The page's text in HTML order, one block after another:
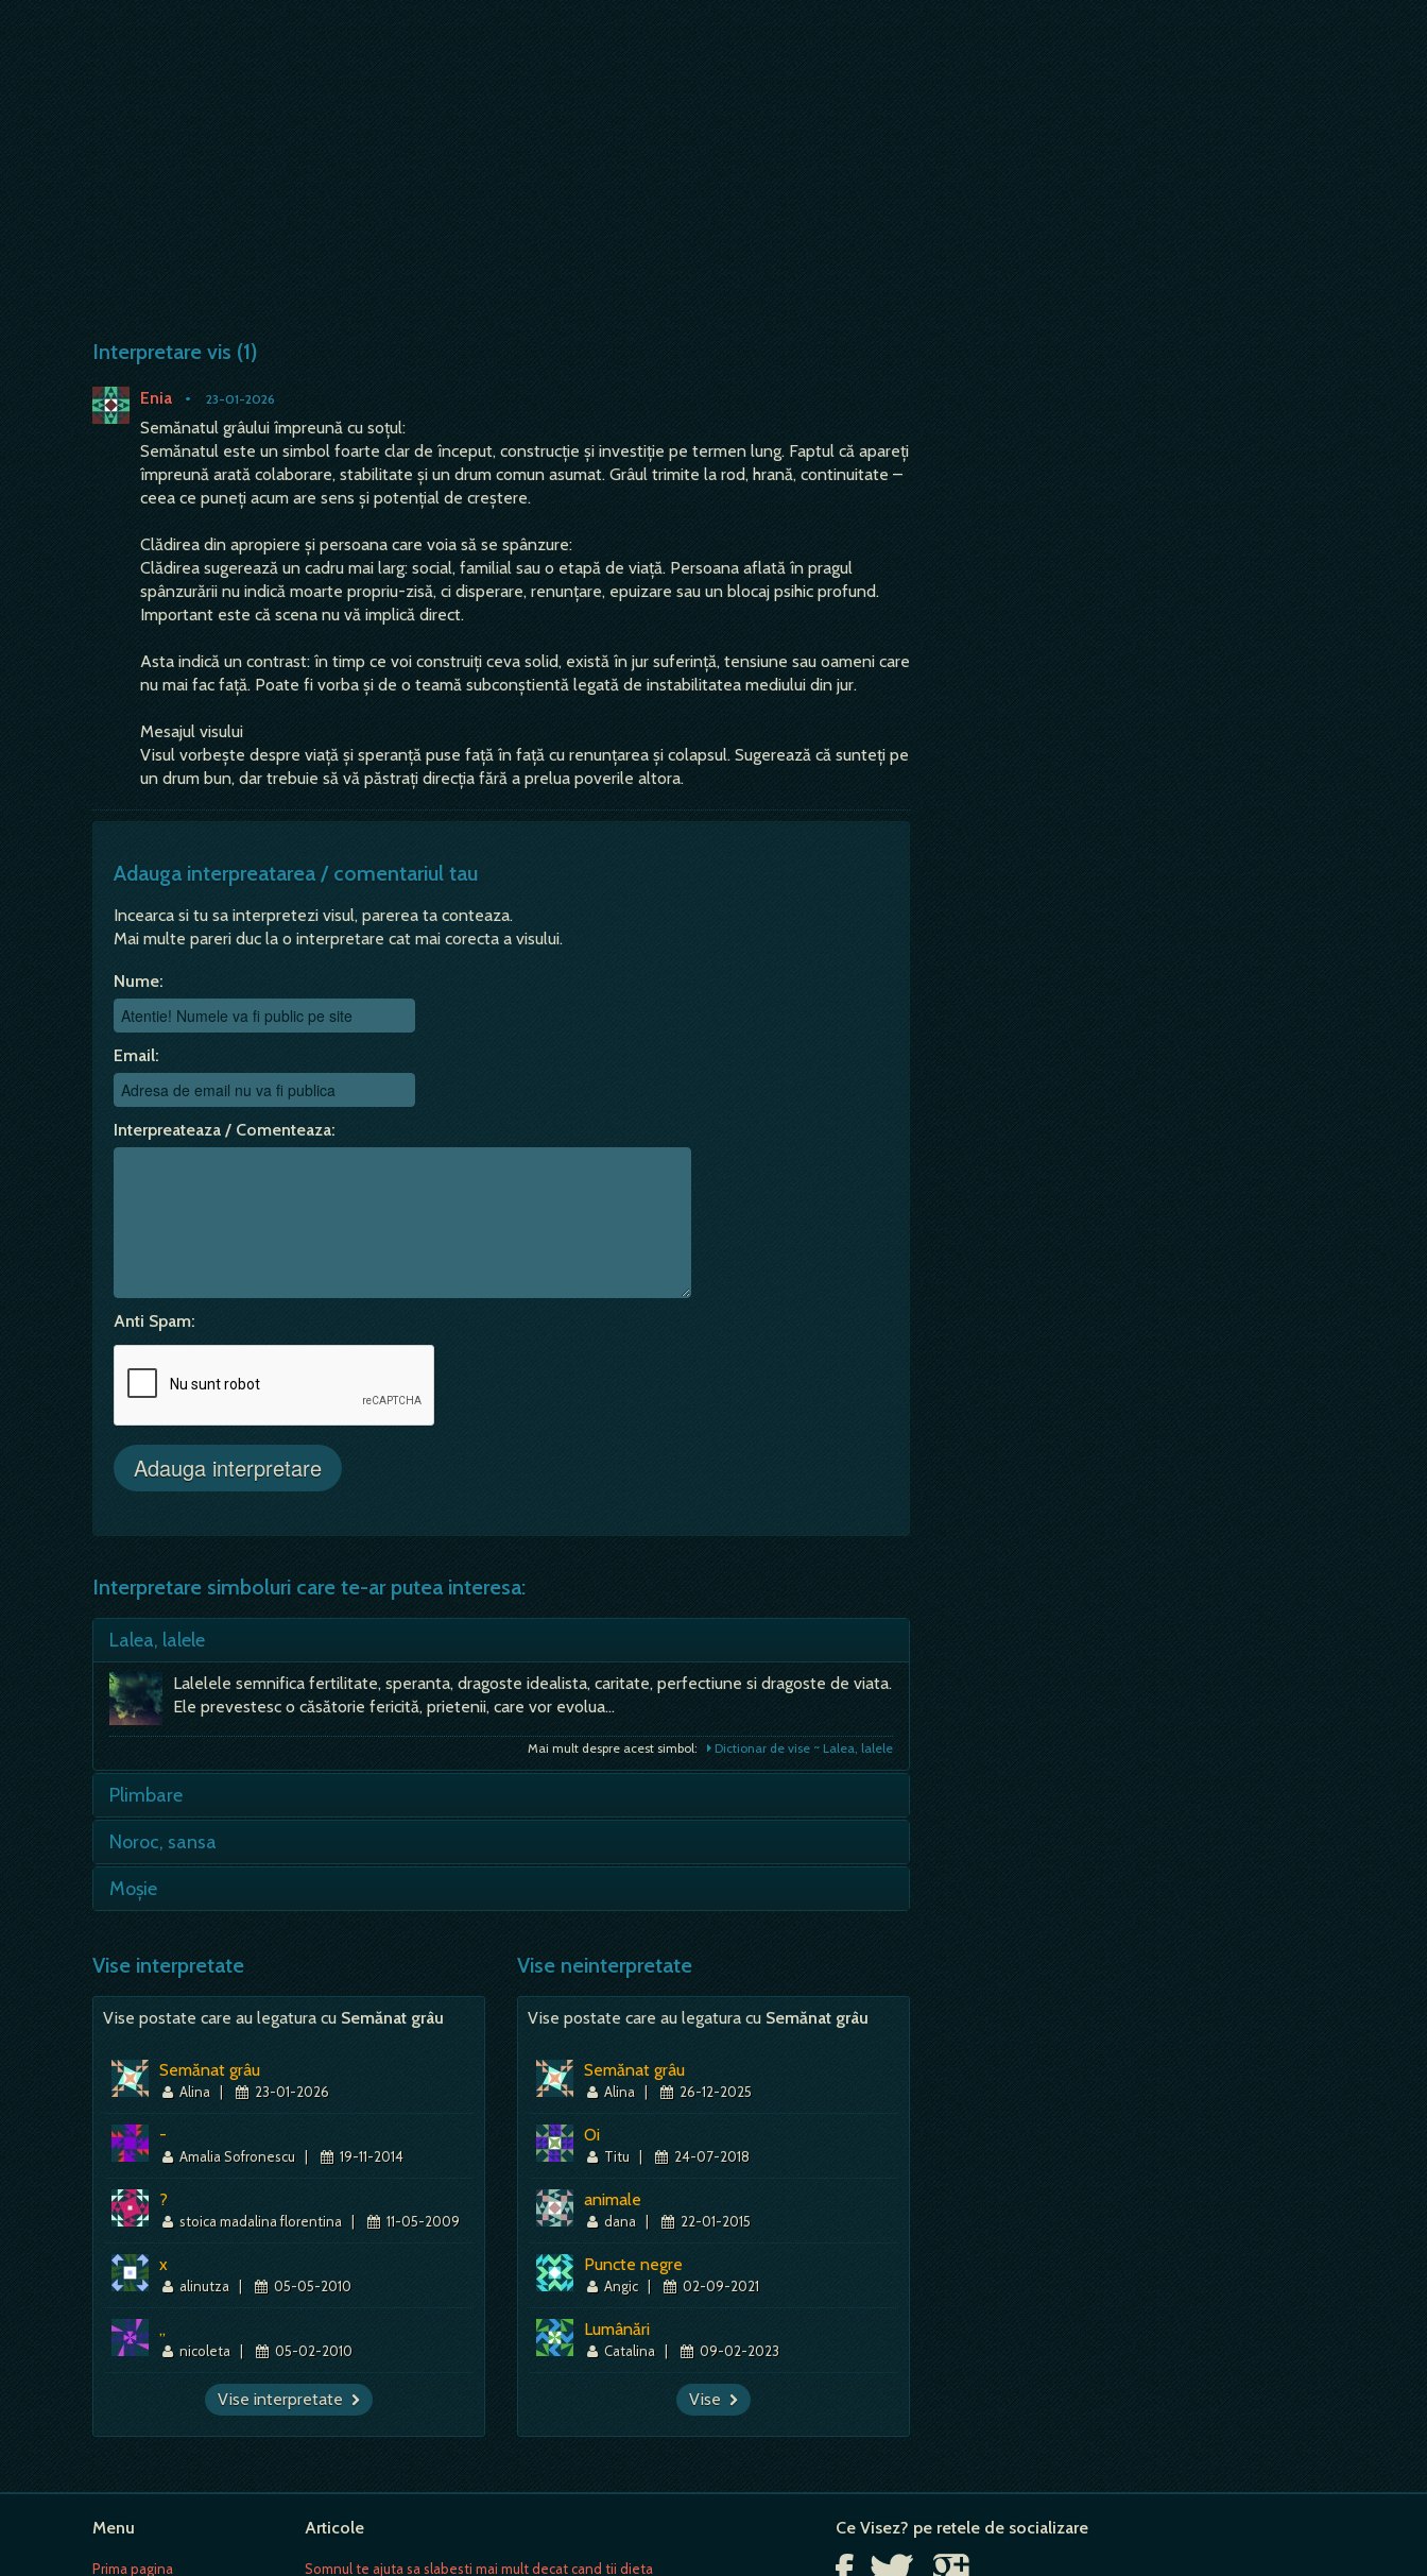
Interpretare vis (1)
Enia • 23-01-2026
Semănatul grâului împreună cu soțul:
Semănatul este un simbol foarte clar de început, construcție și investiție pe termen lung. Faptul că apareți
împreună arată colaborare, stabilitate și un drum comun asumat. Grâul trimite la rod, hrană, continuitate –
ceea ce puneți acum are sens și potențial de creștere.
Clădirea din apropiere și persoana care voia să se spânzure:
Clădirea sugerează un cadru mai larg: social, familial sau o etapă de viață. Persoana aflată în pragul
spânzurării nu indică moarte propriu-zisă, ci disperare, renunțare, epuizare sau un blocaj psihic profund.
Important este că scena nu vă implică direct.
Asta indică un contrast: în timp ce voi construiți ceva solid, există în jur suferință, tensiune sau oameni care
nu mai fac față. Poate fi vorba și de o teamă subconștientă legată de instabilitatea mediului din jur.
Mesajul visului
Visul vorbește despre viață și speranță puse față în față cu renunțarea și colapsul. Sugerează că sunteți pe
un drum bun, dar trebuie să vă păstrați direcția fără a prelua poverile altora.
Adauga interpreatarea / comentariul tau
Incearca si tu sa interpretezi visul, parerea ta conteaza.
Mai multe pareri duc la o interpretare cat mai corecta a visului.
Nume:
Email:
Interpreateaza / Comenteaza:
Anti Spam:
Interpretare simboluri care te-ar putea interesa:
Lalea, lalele
Lalelele semnifica fertilitate, speranta, dragoste idealista, caritate, perfectiune si dragoste de viata.
Ele prevestesc o căsătorie fericită, prietenii, care vor evolua…
Mai mult despre acest simbol: Dictionar de vise ~ Lalea, lalele
Plimbare
Plimbarea indica felul încare ar trebui sa mergem mai departe. Când ne plimbam cu unanumit scop,
acest lucru denota ca,…
Noroc, sansa
altcineva pentru…
Moșie
al tau sub cer, de…
Mai mult despre acest simbol: Dictionar de vise ~ Moșie
Vise interpretate
Vise postate care au legatura cu Semănat grâu
Semănat grâu
Alina | 23-01-2026
-
Amalia Sofronescu | 19-11-2014
?
stoica madalina florentina | 11-05-2009
x
alinutza | 05-05-2010
,,
nicoleta | 05-02-2010
Vise interpretate
Vise neinterpretate
Vise postate care au legatura cu Semănat grâu
Semănat grâu
Alina | 26-12-2025
Oi
Titu | 24-07-2018
animale
dana | 22-01-2015
Puncte negre
Angic | 02-09-2021
Lumânări
Catalina | 09-02-2023
Vise
Menu
Prima pagina
Articole
Somnul te ajuta sa slabesti mai mult decat cand tii dieta
Ce Visez? pe retele de socializare